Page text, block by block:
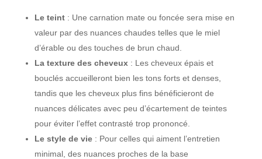
Le teint: Une carnation mate ou foncée sera mise en
valeur par des nuances chaudes telles que le miel
d’érable ou des touches de brun chaud.
La texture des cheveux: Les cheveux épais et
bouclés accueilleront bien les tons forts et denses,
tandis que les cheveux plus fins bénéficieront de
nuances délicates avec peu d’écartement de teintes
pour éviter l’effet contrasté trop prononcé.
Le style de vie: Pour celles qui aiment l’entretien
minimal, des nuances proches de la base